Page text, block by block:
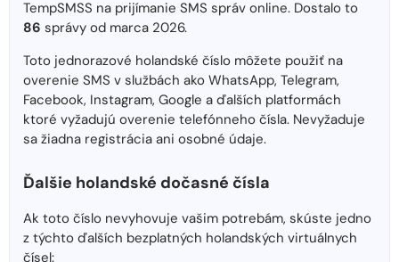
TempSMSS na prijímanie SMS správ online. Dostalo to
86 správy od marca 2026.
Toto jednorazové holandské číslo môžete použiť na
overenie SMS v službách ako WhatsApp, Telegram,
Facebook, Instagram, Google a ďalších platformách
ktoré vyžadujú overenie telefónneho čísla. Nevyžaduje
sa žiadna registrácia ani osobné údaje.
Ďalšie holandské dočasné čísla
Ak toto číslo nevyhovuje vašim potrebám, skúste jedno
z týchto ďalších bezplatných holandských virtuálnych
čísel: